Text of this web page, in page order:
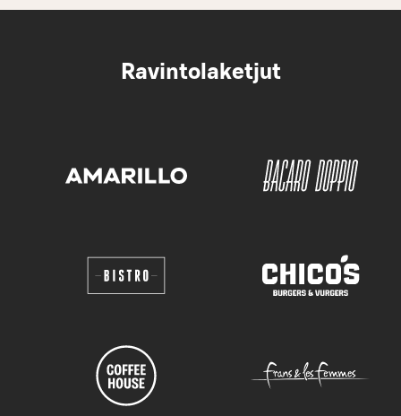
Ravintolaketjut